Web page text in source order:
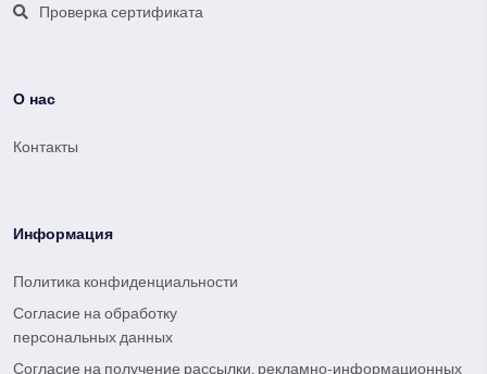
Проверка сертификата
О нас
Контакты
Информация
Политика конфиденциальности
Согласие на обработку
персональных данных